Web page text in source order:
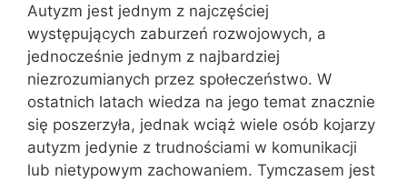
Autyzm jest jednym z najczęściej
występujących zaburzeń rozwojowych, a
jednocześnie jednym z najbardziej
niezrozumianych przez społeczeństwo. W
ostatnich latach wiedza na jego temat znacznie
się poszerzyła, jednak wciąż wiele osób kojarzy
autyzm jedynie z trudnościami w komunikacji
lub nietypowym zachowaniem. Tymczasem jest